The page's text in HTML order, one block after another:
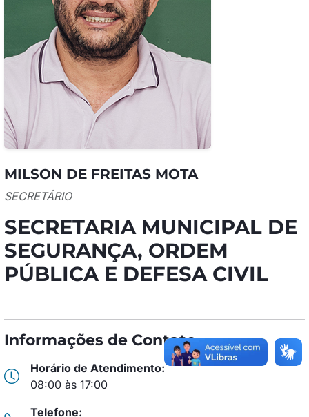
MILSON DE FREITAS MOTA
SECRETÁRIO
SECRETARIA MUNICIPAL DE
SEGURANÇA, ORDEM
PÚBLICA E DEFESA CIVIL
Informações de Contato
Horário de Atendimento:
08:00 às 17:00
Telefone: